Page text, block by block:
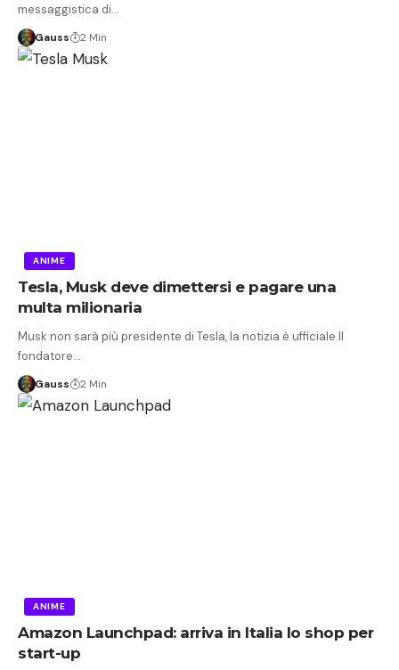
messaggistica di…
Gauss 2 Min
ANIME
Tesla, Musk deve dimettersi e pagare una
multa milionaria
Musk non sarà più presidente di Tesla, la notizia è ufficiale.Il
fondatore…
Gauss 2 Min
ANIME
Amazon Launchpad: arriva in Italia lo shop per
start-up